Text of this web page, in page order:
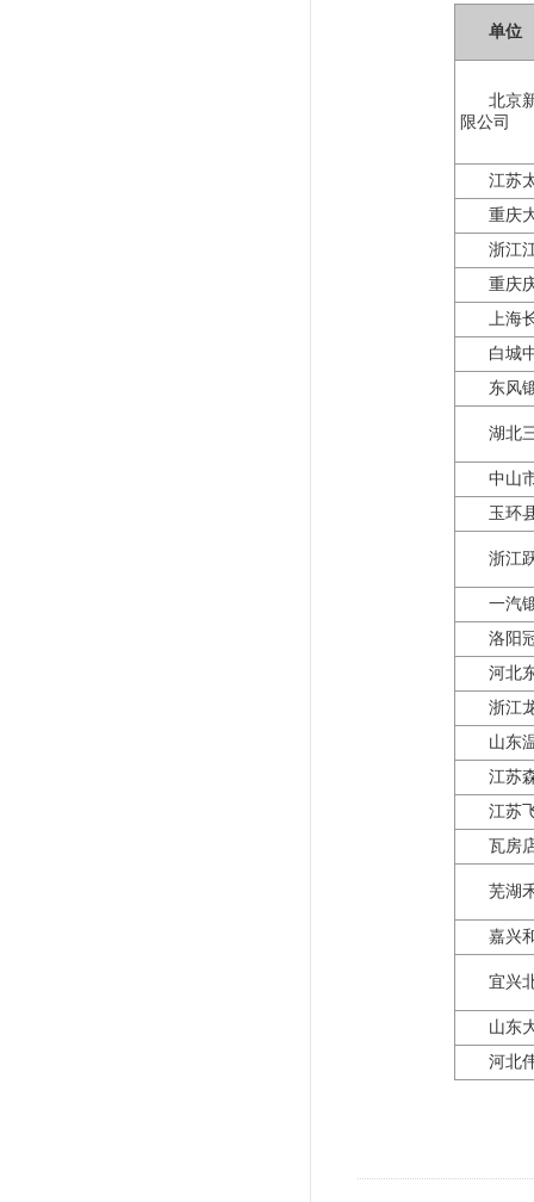
单位
北京
限公司
江苏
重庆
浙江
重庆
上海
白城
东风
湖北
中山
玉环
浙江
一汽
洛阳
河北
浙江
山东
江苏
江苏
瓦房
芜湖
嘉兴
宜兴
山东
河北